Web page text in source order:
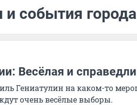
и события
Весёлая и
Гениатулин на каком-то
очень весёлые выборы.